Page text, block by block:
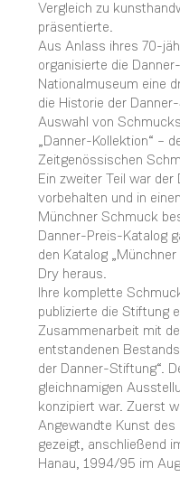
Vergleich zu
präsentierte.
Aus Anlass ihres 70-
organisierte die
Nationalmuseum eine
die Historie der
Auswahl von
„Danner-Kollektion“ –
Zeitgenössischen
Ein zweiter Teil war
vorbehalten und in
Münchner Schmuck
Danner-Preis-Katalog
den Katalog
Dry heraus.
Ihre komplette
publizierte die Stiftung
Zusammenarbeit mit
entstandenen
der Danner-Stiftung“.
gleichnamigen
konzipiert war. Zuerst
Angewandte Kunst
gezeigt, anschließend
Hanau, 1994/95 im